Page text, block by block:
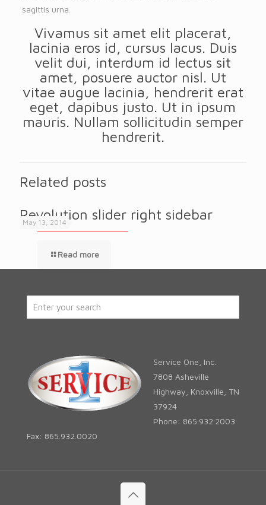
sagittis urna.
Vivamus sit amet elit placerat,
lacinia eros id, cursus lacus. Duis
velit dui, interdum id lectus sit
amet, posuere auctor nisl. Ut
vitae augue lacinia, hendrerit erat
eget, dapibus justo. Ut in ipsum
mauris. Nullam sollicitudin semper
hendrerit.
Related posts
May 13, 2014
Revolution slider right sidebar
Read more
Service One, Inc.
7808 Asheville
Highway, Knoxville, TN
37924
Phone: 865.932.2003
Fax: 865.932.0020